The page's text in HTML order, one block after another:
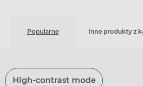
Popularne Inne produkty z
High-contrast mode